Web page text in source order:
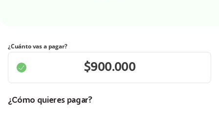
¿Cuánto vas a pagar?
¿Cómo quieres pagar?